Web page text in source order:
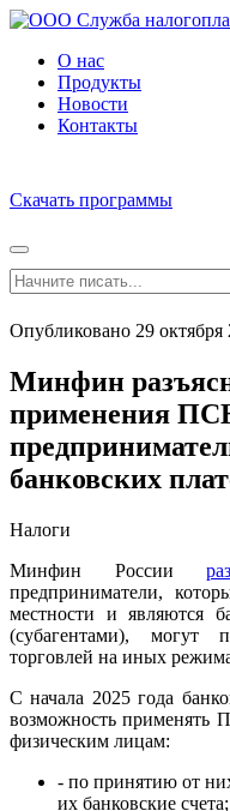
О нас
Продукты
Новости
Контакты
Скачать программы
Опубликовано 29 октября
Минфин
применения
банковских
Налоги
Минфин России
предприниматели,
местности и являются
(субагентами), могут
торговлей на иных
С начала 2025 года
возможность применять
физическим лицам:
- по принятию от
их банковские счета;